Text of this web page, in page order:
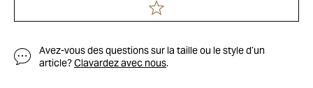
Avez-vous des questions sur la taille ou le style d’un
article?Clavardez avec nous.